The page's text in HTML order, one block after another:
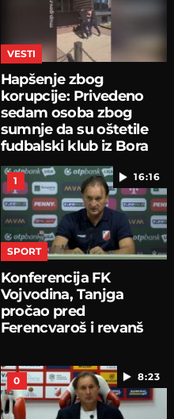
VESTI
Hapšenje zbog
korupcije: Privedeno
sedam osoba zbog
sumnje da su oštetile
fudbalski klub iz Bora
16:16
1
SPORT
Konferencija FK
Vojvodina, Tanjga
pročao pred
Ferencvaroš i revanš
8:23
0